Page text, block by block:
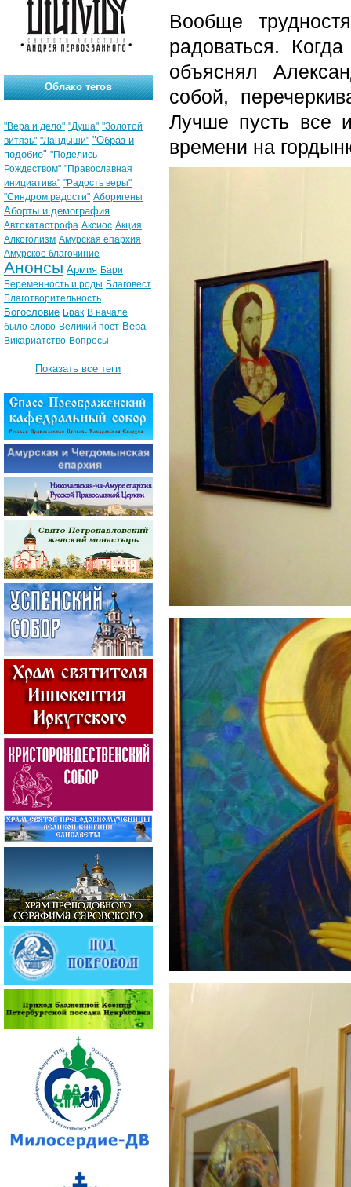
Вообще
радоваться.
объяснял
собой,
Лучше пусть все
времени на
Облако тегов
"Вера и дело" "Душа" "Золотой
витязь" "Ландыши" "Образ и
подобие" "Поделись
Рождеством" "Православная
инициатива" "Радость веры"
"Синдром радости" Аборигены
Аборты и демография
Автокатастрофа Аксиос Акция
Алкоголизм Амурская епархия
Амурское благочиние
Анонсы Армия Бари
Беременность и роды Благовест
Благотворительность
Богословие Брак В начале
было слово Великий пост Вера
Викариатство Вопросы
Показать все теги